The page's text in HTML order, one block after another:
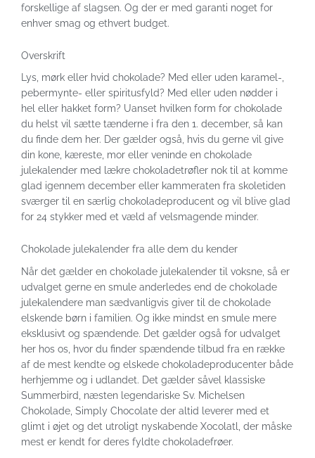
forskellige af slagsen. Og der er med garanti noget for
enhver smag og ethvert budget.
Overskrift
Lys, mørk eller hvid chokolade? Med eller uden karamel-,
pebermynte- eller spiritusfyld? Med eller uden nødder i
hel eller hakket form? Uanset hvilken form for chokolade
du helst vil sætte tænderne i fra den 1. december, så kan
du finde dem her. Der gælder også, hvis du gerne vil give
din kone, kæreste, mor eller veninde en chokolade
julekalender med lækre chokoladetrøfler nok til at komme
glad igennem december eller kammeraten fra skoletiden
sværger til en særlig chokoladeproducent og vil blive glad
for 24 stykker med et væld af velsmagende minder.
Chokolade julekalender fra alle dem du kender
Når det gælder en chokolade julekalender til voksne, så er
udvalget gerne en smule anderledes end de chokolade
julekalendere man sædvanligvis giver til de chokolade
elskende børn i familien. Og ikke mindst en smule mere
eksklusivt og spændende. Det gælder også for udvalget
her hos os, hvor du finder spændende tilbud fra en række
af de mest kendte og elskede chokoladeproducenter både
herhjemme og i udlandet. Det gælder såvel klassiske
Summerbird, næsten legendariske Sv. Michelsen
Chokolade, Simply Chocolate der altid leverer med et
glimt i øjet og det utroligt nyskabende Xocolatl, der måske
mest er kendt for deres fyldte chokoladefrøer.